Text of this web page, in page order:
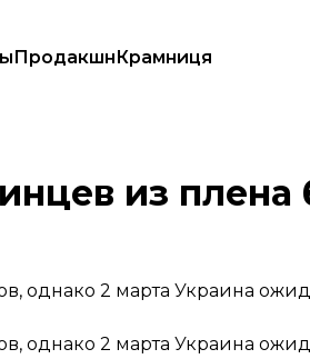
ПродакшнКрамниця
из
однако 2 марта Украина
однако 2 марта Украина